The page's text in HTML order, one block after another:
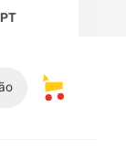
PT
Os meus